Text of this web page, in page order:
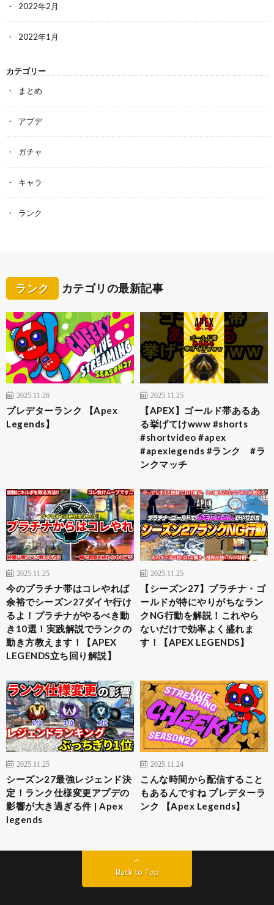
2022年2月
2022年1月
カテゴリー
まとめ
アプデ
ガチャ
キャラ
ランク
ランク カテゴリの最新記事
2025.11.26
プレデターランク 【Apex
Legends】
2025.11.25
【APEX】ゴールド帯あるあ
る挙げてけwww #shorts
#shortvideo #apex
#apexlegends #ランク #ラ
ンクマッチ
2025.11.25
今のプラチナ帯はコレやれば
余裕でシーズン27ダイヤ行け
るよ！プラチナがやるべき動
き10選！実践解説でランクの
動き方教えます！【APEX
LEGENDS立ち回り解説】
2025.11.25
【シーズン27】プラチナ・ゴ
ールドが特にやりがちなラン
クNG行動を解説！これやら
ないだけで効率よく盛れま
す！【APEX LEGENDS】
2025.11.25
シーズン27最強レジェンド決
定！ランク仕様変更アプデの
影響が大き過ぎる件 | Apex
legends
2025.11.24
こんな時間から配信すること
もあるんですね プレデターラ
ンク 【Apex Legends】
Back to Top